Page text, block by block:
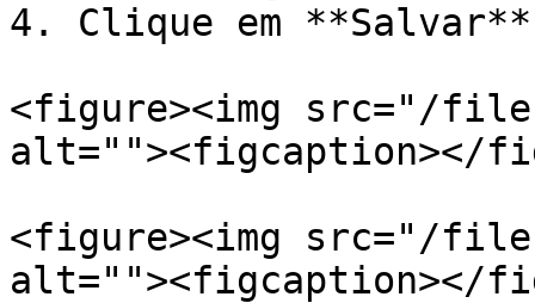
4. Clique em **Salvar**
<figure><img src="/files/
alt=""><figcaption></
<figure><img src="/
alt=""><figcaption></